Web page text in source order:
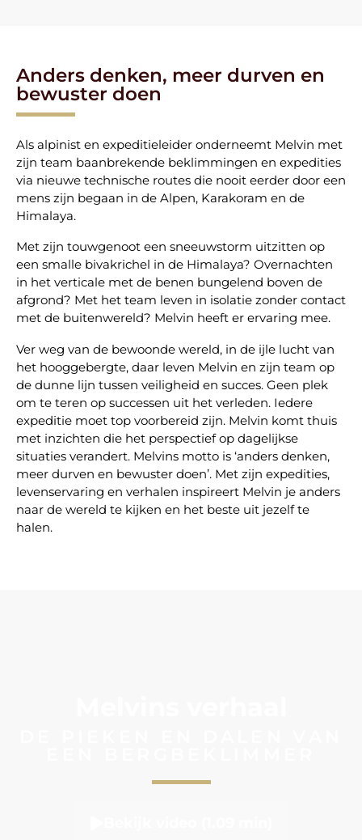
Anders denken, meer durven en
bewuster doen
Als alpinist en expeditieleider onderneemt Melvin met
zijn team baanbrekende beklimmingen en expedities
via nieuwe technische routes die nooit eerder door een
mens zijn begaan in de Alpen, Karakoram en de
Himalaya.
Met zijn touwgenoot een sneeuwstorm uitzitten op
een smalle bivakrichel in de Himalaya? Overnachten
in het verticale met de benen bungelend boven de
afgrond? Met het team leven in isolatie zonder contact
met de buitenwereld? Melvin heeft er ervaring mee.
Ver weg van de bewoonde wereld, in de ijle lucht van
het hooggebergte, daar leven Melvin en zijn team op
de dunne lijn tussen veiligheid en succes. Geen plek
om te teren op successen uit het verleden. Iedere
expeditie moet top voorbereid zijn. Melvin komt thuis
met inzichten die het perspectief op dagelijkse
situaties verandert. Melvins motto is ‘anders denken,
meer durven en bewuster doen’. Met zijn expedities,
levenservaring en verhalen inspireert Melvin je anders
naar de wereld te kijken en het beste uit jezelf te
halen.